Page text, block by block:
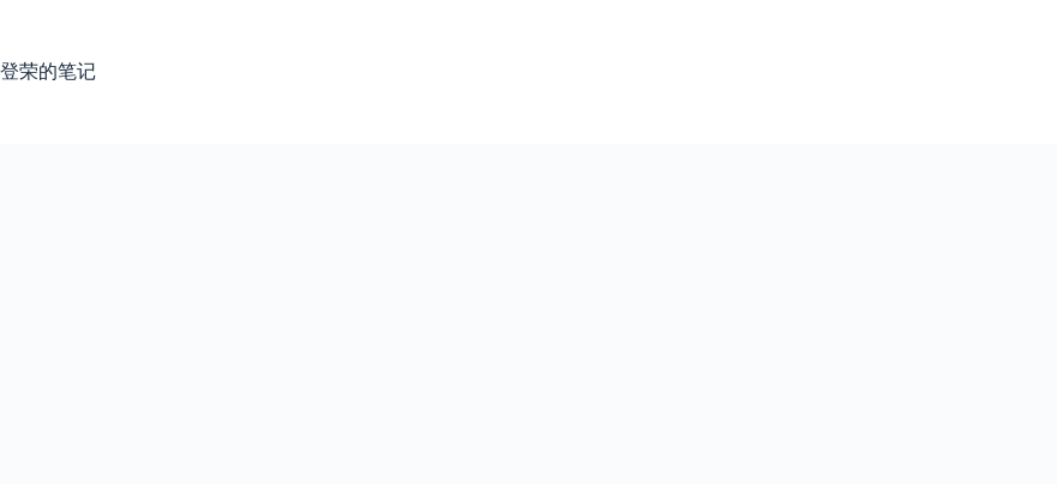
内
容
登荣的笔记